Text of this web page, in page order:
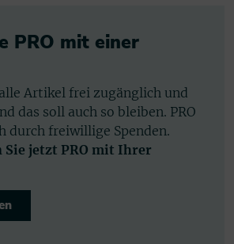
PRO mit einer
Artikel frei zugänglich und
das soll auch so bleiben. PRO
durch freiwillige Spenden.
jetzt PRO mit Ihrer